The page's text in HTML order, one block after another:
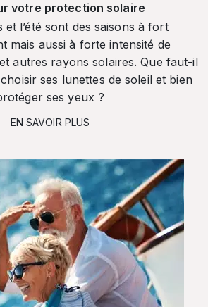
votre protection solaire
et l’été sont des saisons à fort
mais aussi à forte intensité de
autres rayons solaires. Que faut-il
ses lunettes de soleil et bien
ses yeux ?
EN SAVOIR PLUS